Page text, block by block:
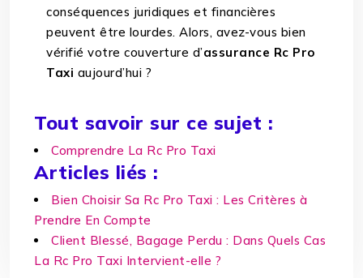
conséquences juridiques et financières
peuvent être lourdes. Alors, avez-vous bien
vérifié votre couverture d’assurance Rc Pro
Taxi aujourd’hui ?
Tout savoir sur ce sujet :
Comprendre La Rc Pro Taxi
Articles liés :
Bien Choisir Sa Rc Pro Taxi : Les Critères à
Prendre En Compte
Client Blessé, Bagage Perdu : Dans Quels Cas
La Rc Pro Taxi Intervient-elle ?